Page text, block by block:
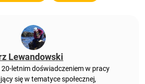
Lewandowski
letnim doświadczeniem w pracy
się w tematyce społecznej,